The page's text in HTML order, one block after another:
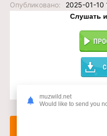
Опубликовано:
2025-01-10
Слушать
Доступ к
muzwild.net
Would like to send you